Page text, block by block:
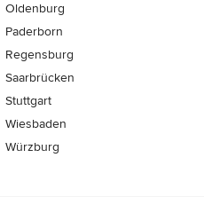
Oldenburg
Paderborn
Regensburg
Saarbrücken
Stuttgart
Wiesbaden
Würzburg